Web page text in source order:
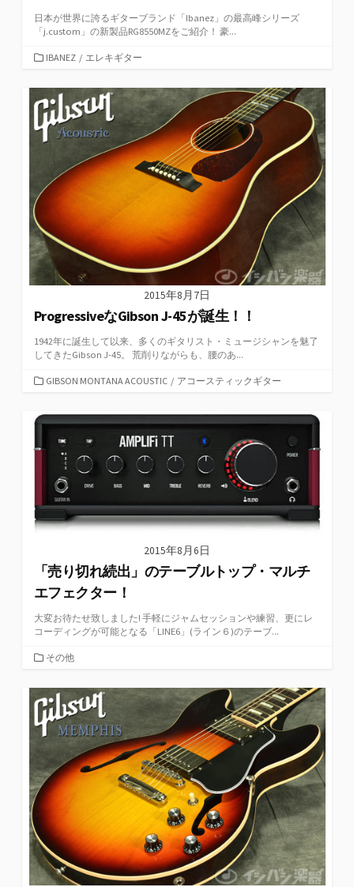
日本が世界に誇るギターブランド「Ibanez」の最高峰シリーズ
「j.custom」の新製品RG8550MZをご紹介！ 豪...
カ
ゴ
リ
ー
IBANEZ / エレキギター
2015年8月7日
ProgressiveなGibson J-45が誕生！！
1942年に誕生して以来、多くのギタリスト・ミュージシャンを魅了
してきたGibson J-45。 荒削りながらも、腰のあ...
カ
リ
GIBSON MONTANA ACOUSTIC / アコースティックギター
2015年8月6日
「売り切れ続出」のテーブルトップ・マルチ
エフェクター！
大変お待たせ致しました! 手軽にジャムセッションや練習、更にレ
コーディングが可能となる「LINE6」(ライン６)のテーブ...
カ
ゴ
リ
ー
その他